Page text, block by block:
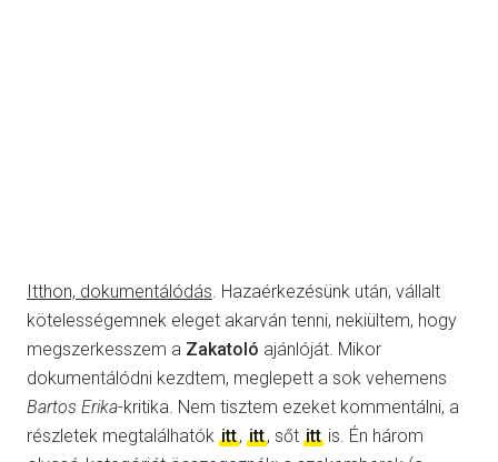
Itthon, dokumentálódás . Hazaérkezésünk után, vállalt
kötelességemnek eleget akarván tenni, nekiültem, hogy
megszerkesszem a Zakatoló ajánlóját. Mikor
dokumentálódni kezdtem, meglepett a sok vehemens
Bartos Erika-kritika. Nem tisztem ezeket kommentálni, a
részletek megtalálhatók itt, itt, sőt itt is. Én három